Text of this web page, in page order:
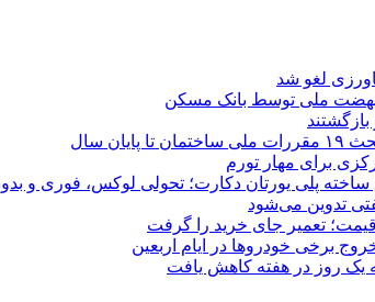
لغو شد
سال
برای مهار تورم
ساخته پلی یورتان دکارت؛ تحولی لوکس، فوری و
تدوین می‌شود
تعمیر جای خرید را گرفت
برخی خودروها در ایام اربعین
روز در هفته کاهش یافت